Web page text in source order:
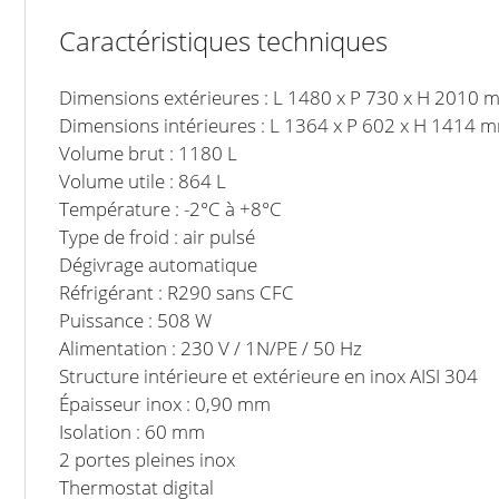
Caractéristiques techniques
Dimensions extérieures : L 1480 x P 730 x H 2010
Dimensions intérieures : L 1364 x P 602 x H 1414
Volume brut : 1180 L
Volume utile : 864 L
Température : -2°C à +8°C
Type de froid : air pulsé
Dégivrage automatique
Réfrigérant : R290 sans CFC
Puissance : 508 W
Alimentation : 230 V / 1N/PE / 50 Hz
Structure intérieure et extérieure en inox AISI 304
Épaisseur inox : 0,90 mm
Isolation : 60 mm
2 portes pleines inox
Thermostat digital